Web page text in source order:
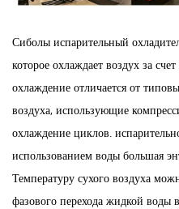
Сиболы испарительный
которое охлаждает воздух за
охлаждение отличается от
воздуха, использующие
охлаждение циклов.
использованием воды большая
Температуру сухого воздуха
фазового перехода жидкой воды